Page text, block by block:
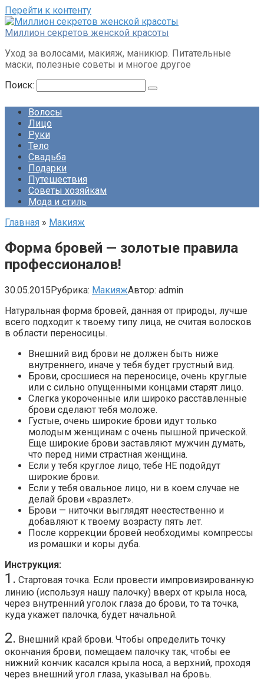
Перейти к контенту
Миллион секретов женской красоты
Уход за волосами, макияж, маникюр. Питательные
маски, полезные советы и многое другое
Поиск:
Волосы
Лицо
Руки
Тело
Свадьба
Подарки
Путешествия
Советы хозяйкам
Мода и стиль
Главная » Макияж
Форма бровей — золотые правила
профессионалов!
30.05.2015Рубрика: МакияжАвтор: admin
Натуральная форма бровей, данная от природы, лучше
всего подходит к твоему типу лица, не считая волосков
в области переносицы.
Внешний вид брови не должен быть ниже
внутреннего, иначе у тебя будет грустный вид.
Брови, сросшиеся на переносице, очень круглые
или с сильно опущенными концами старят лицо.
Слегка укороченные или широко расставленные
брови сделают тебя моложе.
Густые, очень широкие брови идут только
молодым женщинам с очень пышной прической.
Еще широкие брови заставляют мужчин думать,
что перед ними страстная женщина.
Если у тебя круглое лицо, тебе НЕ подойдут
широкие брови.
Если у тебя овальное лицо, ни в коем случае не
делай брови «вразлет».
Брови — ниточки выглядят неестественно и
добавляют к твоему возрасту пять лет.
После коррекции бровей необходимы компрессы
из ромашки и коры дуба.
Инструкция:
1. Стартовая точка. Если провести импровизированную
линию (используя нашу палочку) вверх от крыла носа,
через внутренний уголок глаза до брови, то та точка,
куда укажет палочка, будет начальной.
2. Внешний край брови. Чтобы определить точку
окончания брови, помещаем палочку так, чтобы ее
нижний кончик касался крыла носа, а верхний, проходя
через внешний угол глаза, указывал на бровь.